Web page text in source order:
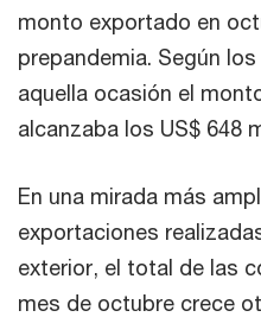
monto exportado en
prepandemia. Según
aquella ocasión el
alcanzaba los US$ 648
En una mirada más
exportaciones
exterior, el total de las
mes de octubre crece